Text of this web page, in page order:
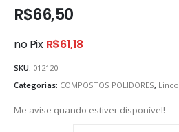
R$66,50
no Pix R$61,18
SKU: 012120
Categorias: COMPOSTOS POLIDORES,
Me avise quando estiver disponível!